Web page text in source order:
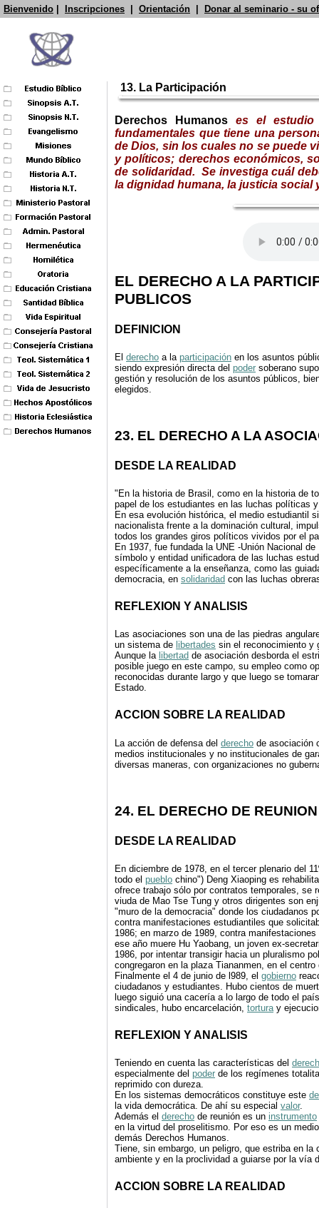
Bienvenido Inscripciones Orientación Donar al seminario - su
13. La Participación
Derechos Humanos
es el estudio
fundamentales que tiene una
de Dios, sin los cuales no se puede
y políticos; derechos económicos,
de solidaridad. Se investiga cuál
la dignidad humana, la justicia social
EL DERECHO A LA
PUBLICOS
DEFINICION
El derecho a la participación en los asuntos
siendo expresión directa del poder soberano
gestión y resolución de los asuntos públicos,
elegidos.
23. EL DERECHO A LA
DESDE LA REALIDAD
"En la historia de Brasil, como en la historia de
papel de los estudiantes en las luchas políticas
En esa evolución histórica, el medio estudiantil
nacionalista frente a la dominación cultural,
todos los grandes giros políticos vividos por el
En 1937, fue fundada la UNE -Unión Nacional
símbolo y entidad unificadora de las luchas
específicamente a la enseñanza, como las
democracia, en solidaridad con las luchas
REFLEXION Y ANALISIS
Las asociaciones son una de las piedras
un sistema de libertades sin el reconocimiento y
Aunque la libertad de asociación desborda el
posible juego en este campo, su empleo como
reconocidas durante largo y que luego se
Estado.
ACCION SOBRE LA REALIDAD
La acción de defensa del derecho de asociación
medios institucionales y no institucionales de
diversas maneras, con organizaciones no
24. EL DERECHO DE REUNION
DESDE LA REALIDAD
En diciembre de 1978, en el tercer plenario del
todo el pueblo chino") Deng Xiaoping es
ofrece trabajo sólo por contratos temporales,
viuda de Mao Tse Tung y otros dirigentes son
"muro de la democracia" donde los ciudadanos
contra manifestaciones estudiantiles que
1986; en marzo de 1989, contra
ese año muere Hu Yaobang, un joven ex-
1986, por intentar transigir hacia un pluralismo
congregaron en la plaza Tiananmen, en el
Finalmente el 4 de junio de l989, el gobierno
ciudadanos y estudiantes. Hubo cientos de
luego siguió una cacería a lo largo de todo el
sindicales, hubo encarcelación, tortura y
REFLEXION Y ANALISIS
Teniendo en cuenta las características del
especialmente del poder de los regímenes
reprimido con dureza.
En los sistemas democráticos constituye este
la vida democrática. De ahí su especial valor.
Además el derecho de reunión es un instrumento
en la virtud del proselitismo. Por eso es un
demás Derechos Humanos.
Tiene, sin embargo, un peligro, que estriba en
ambiente y en la proclividad a guiarse por la vía
ACCION SOBRE LA REALIDAD